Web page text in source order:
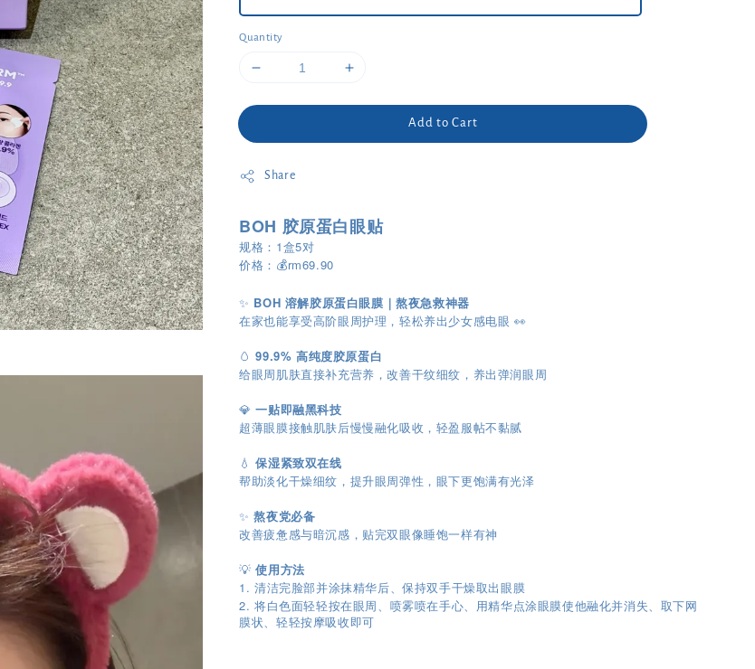
Quantity
Add to Cart
Share
BOH 胶原蛋白眼贴
规格：1盒5对
价格：💰rm69.90
✨ BOH 溶解胶原蛋白眼膜｜熬夜急救神器
在家也能享受高阶眼周护理，轻松养出少女感电眼 👀
🥚99.9% 高纯度胶原蛋白
给眼周肌肤直接补充营养，改善干纹细纹，养出弹润眼周
💎一贴即融黑科技
超薄眼膜接触肌肤后慢慢融化吸收，轻盈服帖不黏腻
💧保湿紧致双在线
帮助淡化干燥细纹，提升眼周弹性，眼下更饱满有光泽
✨熬夜党必备
改善疲惫感与暗沉感，贴完双眼像睡饱一样有神
💡使用方法
1. 清洁完脸部并涂抹精华后、保持双手干燥取出眼膜
2. 将白色面轻轻按在眼周、喷雾喷在手心、用精华点涂眼膜使他融化并消失、取下网
膜状、轻轻按摩吸收即可